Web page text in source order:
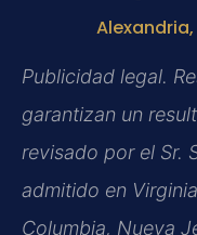
Publicidad legal.
garantizan un
revisado por el Sr.
admitido en
Columbia, Nueva